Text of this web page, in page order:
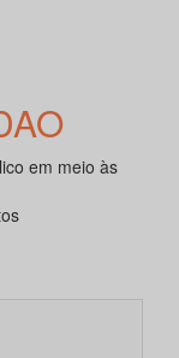
em meio às